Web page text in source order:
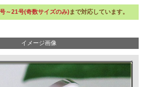
～21号(奇数サイズのみ)まで対応しています。
イメージ画像